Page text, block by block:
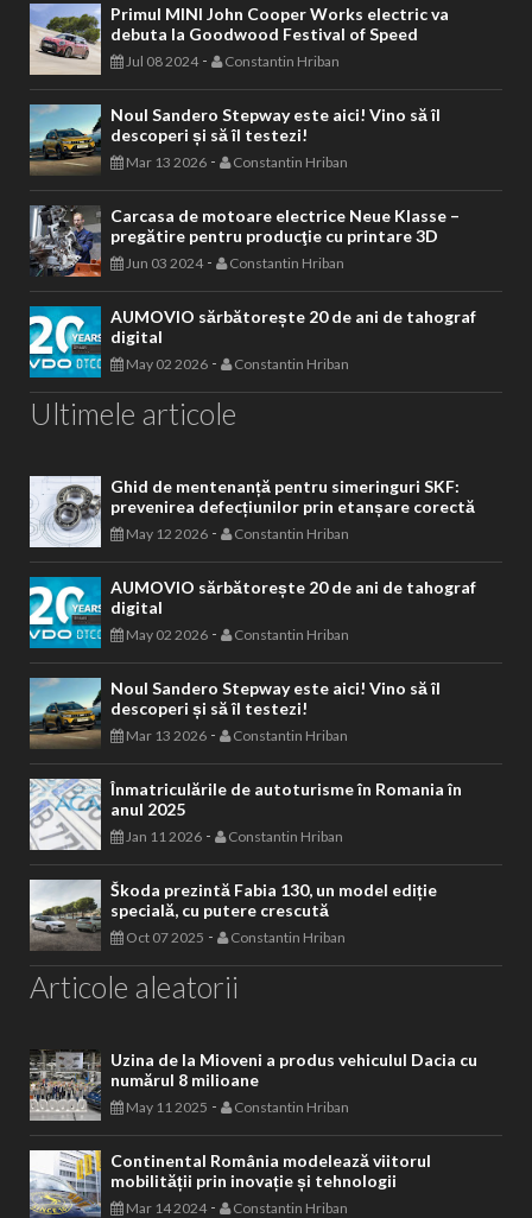
Primul MINI John Cooper Works electric va
debuta la Goodwood Festival of Speed
Jul 08 2024- Constantin Hriban
Noul Sandero Stepway este aici! Vino să îl
descoperi și să îl testezi!
Mar 13 2026 - Constantin Hriban
Carcasa de motoare electrice Neue Klasse –
pregătire pentru producţie cu printare 3D
Jun 03 2024- Constantin Hriban
AUMOVIO sărbătorește 20 de ani de tahograf
digital
May 02 2026 - Constantin Hriban
Ultimele articole
Ghid de mentenanță pentru simeringuri SKF:
prevenirea defecțiunilor prin etanșare corectă
May 12 2026 - Constantin Hriban
AUMOVIO sărbătorește 20 de ani de tahograf
digital
May 02 2026 - Constantin Hriban
Noul Sandero Stepway este aici! Vino să îl
descoperi și să îl testezi!
Mar 13 2026 - Constantin Hriban
Înmatriculările de autoturisme în Romania în
anul 2025
Jan 11 2026 - Constantin Hriban
Škoda prezintă Fabia 130, un model ediție
specială, cu putere crescută
Oct 07 2025 - Constantin Hriban
Articole aleatorii
Uzina de la Mioveni a produs vehiculul Dacia cu
numărul 8 milioane
May 11 2025 - Constantin Hriban
Continental România modelează viitorul
mobilității prin inovație și tehnologii
Mar 14 2024- Constantin Hriban